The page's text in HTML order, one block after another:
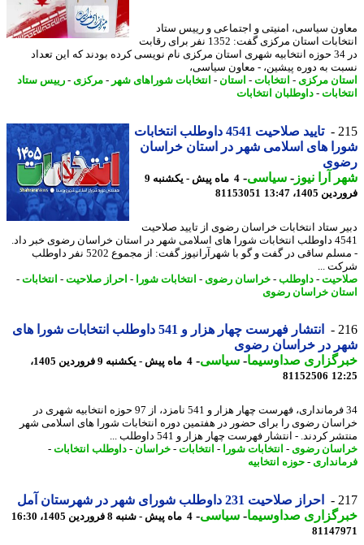
سیاسی، امنیتی و اجتماعی و رییس ستاد
انتخابات استان مرکزی گفت: 1352 نفر برای رقابت
در 34 حوزه انتخابیه شهری استان مرکزی نام نویسی کرده بودند که این تعداد
به دوره پیشین، - معاون سیاسی،
مرکزی - انتخابات-استان-انتخابات شوراهای شهر -مرکزی - رییس ستاد
-داوطلبان انتخابات
تایید صلاحیت 4541 داوطلب انتخابات
های اسلامی شهر در استان خراسان
آرا نیوز-سیاسی-
4 ماه پیش - یکشنبه 9
1405، 13:47
81153051
ستاد انتخابات خراسان رضوی از تایید صلاحیت
4541 داوطلب انتخابات شورا های اسلامی شهر در استان خراسان رضوی خبر داد.
- مسلم ساقی در گفت و گو با شهرآرانیوز گفت: از مجموع 5202 نفر داوطلب
...
-داوطلب-خراسان رضوی-انتخابات شورا-احراز صلاحیت-انتخابات-
خراسان رضوی
انتشار فهرست چهار هزار و 541 داوطلب انتخابات شورا های
در خراسان رضوی
صداوسیما-سیاسی-
4 ماه پیش - یکشنبه 9 فروردین 1405،
81152506
34 فرمانداری، فهرست چهار هزار و 541 نامزد، از 97 حوزه انتخابیه شهری در
رضوی را برای حضور در هفتمین دوره انتخابات شورا های اسلامی شهر
کردند. - انتشار فهرست چهار هزار و 541 داوطلب ...
رضوی-انتخابات شورا-انتخابات-خراسان-داوطلب انتخابات-
- حوزه انتخابیه
احراز صلاحیت 231 داوطلب شورای شهر در شهرستان آمل
صداوسیما-سیاسی-4 ماه پیش - شنبه 8 فروردین 1405، 16:30